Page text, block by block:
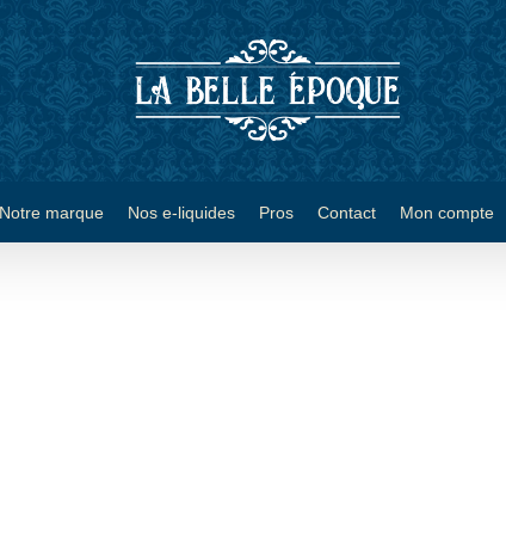
Notre marque Nos e-liquides Pros Contact Mon compte